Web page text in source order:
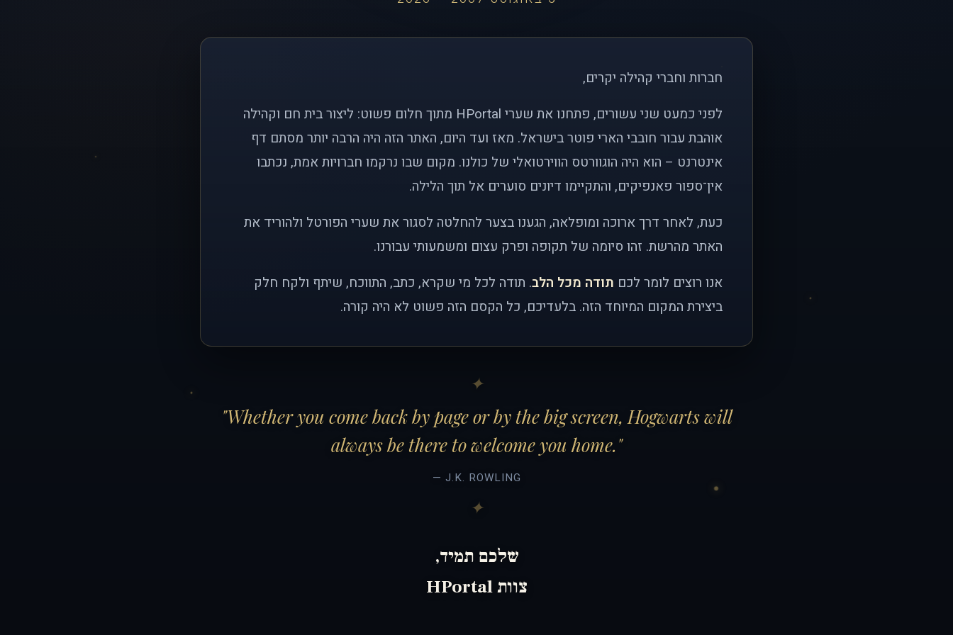
חברות וחברי קהילה יקרים,
לפני כמעט שני עשורים, פתחנו את שערי HPortal מתוך חלום פשוט: ליצור בית חם וקהילה
אוהבת עבור חובבי הארי פוטר בישראל. מאז ועד היום, האתר הזה היה הרבה יותר מסתם דף
אינטרנט – הוא היה הוגוורטס הווירטואלי של כולנו. מקום שבו נרקמו חברויות אמת, נכתבו
אין־ספור פאנפיקים, והתקיימו דיונים סוערים אל תוך הלילה.
כעת, לאחר דרך ארוכה ומופלאה, הגענו בצער להחלטה לסגור את שערי הפורטל ולהוריד את
האתר מהרשת. זהו סיומה של תקופה ופרק עצום ומשמעותי עבורנו.
אנו רוצים לומר לכם תודה מכל הלב. תודה לכל מי שקרא, כתב, התווכח, שיתף ולקח חלק
ביצירת המקום המיוחד הזה. בלעדיכם, כל הקסם הזה פשוט לא היה קורה.
"Whether you come back by page or by the big screen, Hogwarts will
always be there to welcome you home."
— J.K. ROWLING
שלכם תמיד,
צוות HPortal